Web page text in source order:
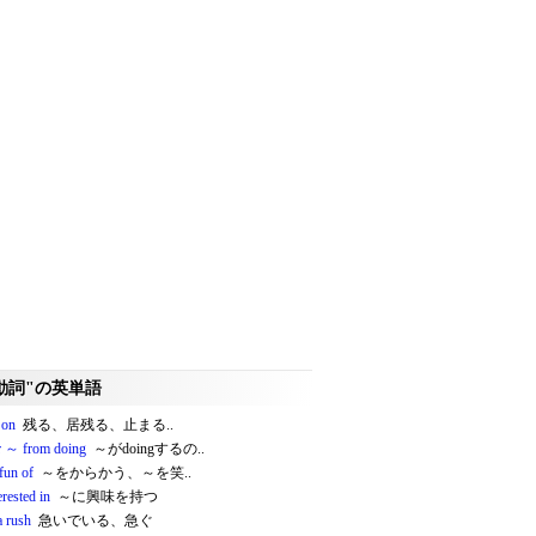
詞"の英単語
残る、居残る、止まる..
～ from doing ～がdoingするの..
of ～をからかう、～を笑..
in ～に興味を持つ
rush 急いでいる、急ぐ